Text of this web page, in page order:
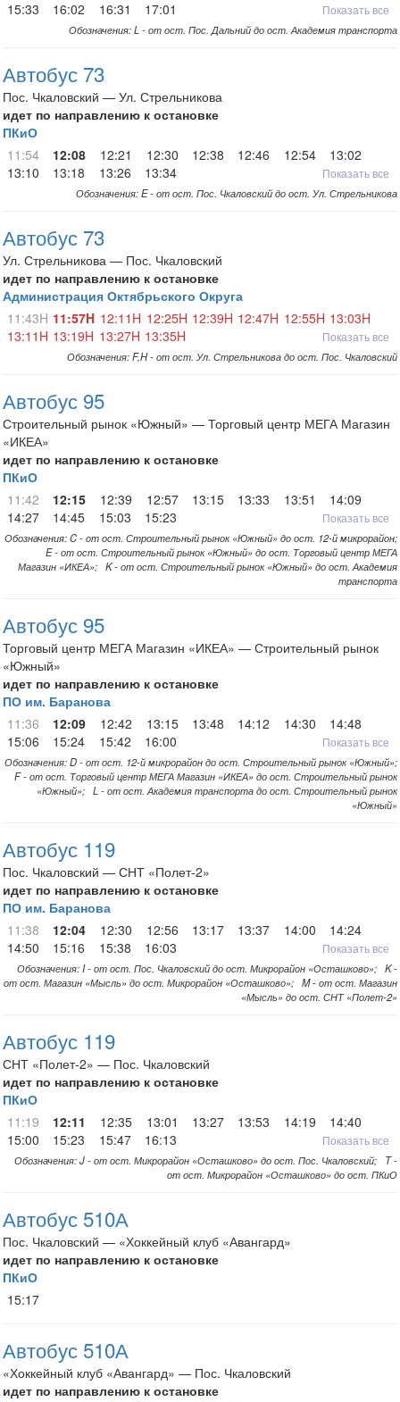
15:33 16:02 16:31 17:01 Показать все
Обозначения: L - от ост. Пос. Дальний до ост. Академия транспорта
Автобус 73
Пос. Чкаловский — Ул. Стрельникова
идет по направлению к остановке
ПКиО
11:54
12:08 12:21 12:30 12:38 12:46 12:54
13:02
13:10
13:18 13:26 13:34 Показать все
Обозначения: E - от ост. Пос. Чкаловский до ост. Ул. Стрельникова
Автобус 73
Ул. Стрельникова — Пос. Чкаловский
идет по направлению к остановке
Администрация Октябрьского Округа
11:43H 11:57H 12:11H 12:25H 12:39H 12:47H 12:55H 13:03H
13:11H 13:19H 13:27H 13:35H Показать все
Обозначения: F,H - от ост. Ул. Стрельникова до ост. Пос. Чкаловский
Автобус 95
Строительный рынок «Южный» — Торговый центр МЕГА Магазин
«ИКЕА»
идет по направлению к остановке
ПКиО
11:42
12:15 12:39 12:57 13:15 13:33 13:51
14:09
14:27
14:45 15:03 15:23 Показать все
Обозначения: C - от ост. Строительный рынок «Южный» до ост. 12-й микрорайон;
E - от ост. Строительный рынок «Южный» до ост. Торговый центр МЕГА
Магазин «ИКЕА»; K - от ост. Строительный рынок «Южный» до ост. Академия
транспорта
Автобус 95
Торговый центр МЕГА Магазин «ИКЕА» — Строительный рынок
«Южный»
идет по направлению к остановке
ПО им. Баранова
11:36
12:09 12:42 13:15 13:48 14:12 14:30
14:48
15:06
15:24 15:42 16:00 Показать все
Обозначения: D - от ост. 12-й микрорайон до ост. Строительный рынок «Южный»;
F - от ост. Торговый центр МЕГА Магазин «ИКЕА» до ост. Строительный рынок
«Южный»; L - от ост. Академия транспорта до ост. Строительный рынок
«Южный»
Автобус 119
Пос. Чкаловский — СНТ «Полет-2»
идет по направлению к остановке
ПО им. Баранова
11:38
12:04 12:30 12:56 13:17 13:37 14:00
14:24
14:50
15:16 15:38 16:03 Показать все
Обозначения: I - от ост. Пос. Чкаловский до ост. Микрорайон «Осташково»; K -
от ост. Магазин «Мысль» до ост. Микрорайон «Осташково»; M - от ост. Магазин
«Мысль» до ост. СНТ «Полет-2»
Автобус 119
СНТ «Полет-2» — Пос. Чкаловский
идет по направлению к остановке
ПКиО
11:19
12:11 12:35 13:01 13:27 13:53 14:19
14:40
15:00
15:23 15:47 16:13 Показать все
Обозначения: J - от ост. Микрорайон «Осташково» до ост. Пос. Чкаловский; T -
от ост. Микрорайон «Осташково» до ост. ПКиО
Автобус 510А
Пос. Чкаловский — «Хоккейный клуб «Авангард»
идет по направлению к остановке
ПКиО
15:17
Автобус 510А
«Хоккейный клуб «Авангард» — Пос. Чкаловский
идет по направлению к остановке